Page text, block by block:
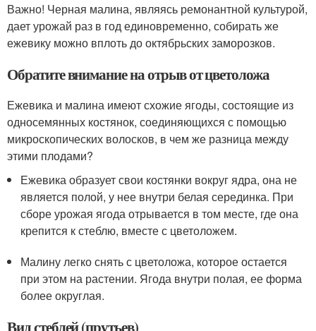
Важно! Черная малина, являясь ремонантной культурой,
дает урожай раз в год единовременно, собирать же
ежевику можно вплоть до октябрьских заморозков.
Обратите внимание на отрыв от цветоложа
Ежевика и малина имеют схожие ягоды, состоящие из
односемянных костянок, соединяющихся с помощью
микроскопических волосков, в чем же разница между
этими плодами?
Ежевика образует свои костянки вокруг ядра, она не
является полой, у нее внутри белая серединка. При
сборе урожая ягода отрывается в том месте, где она
крепится к стеблю, вместе с цветоложем.
Малину легко снять с цветоложа, которое остается
при этом на растении. Ягода внутри полая, ее форма
более округлая.